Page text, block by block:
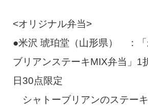
<オリジナル弁当>
●米沢 琥珀堂（山形県） ：「
ブリアンステーキMIX弁当」
日30点限定
シャトーブリアンのステー